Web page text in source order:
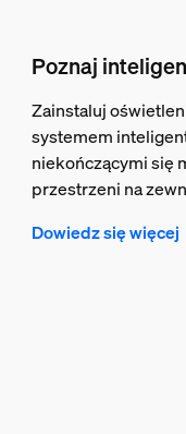
Poznaj
Zainstaluj
systemem
niekończącymi się
przestrzeni na
Dowiedz się więcej